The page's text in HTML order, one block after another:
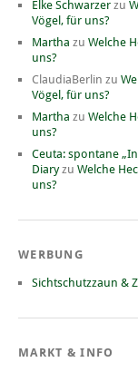
Elke Schwarzer zu
Vögel, für uns?
Martha zu Welche
uns?
ClaudiaBerlin zu
Vögel, für uns?
Martha zu Welche
uns?
Ceuta: spontane
Diaryzu Welche
uns?
WERBUNG
Sichtschutzzaun &
MARKT & INFO